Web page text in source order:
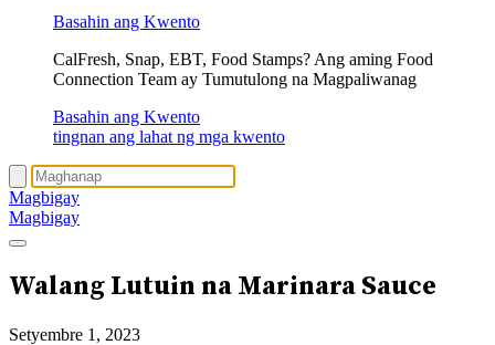
Basahin ang Kwento
CalFresh, Snap, EBT, Food Stamps? Ang aming Food
Connection Team ay Tumutulong na Magpaliwanag
Basahin ang Kwento
tingnan ang lahat ng mga kwento
Magbigay
Magbigay
Walang Lutuin na Marinara Sauce
Setyembre 1, 2023